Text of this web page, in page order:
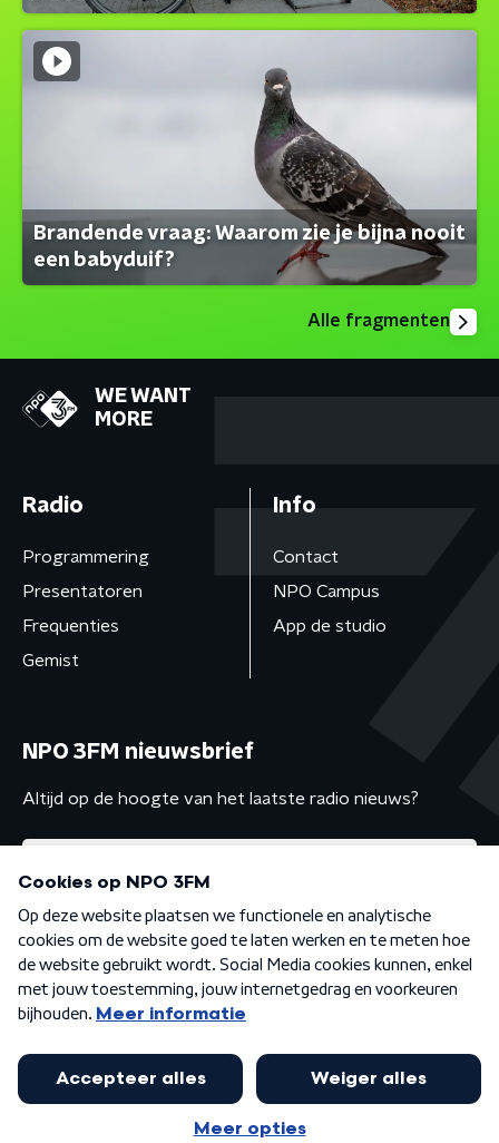
Brandende vraag: Waarom zie je bijna nooit
een babyduif?
Alle fragmenten
WE WANT
MORE
Radio
Programmering
Presentatoren
Frequenties
Gemist
Info
Contact
NPO Campus
App de studio
NPO 3FM nieuwsbrief
Altijd op de hoogte van het laatste radio nieuws?
Algemene voorwaarden Privacybeleid